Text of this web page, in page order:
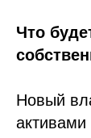
Что
Новый
активами